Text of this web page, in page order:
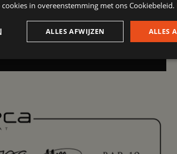
in overeenstemming met ons Cookiebeleid.
ALLES
ALLES AFWIJZEN